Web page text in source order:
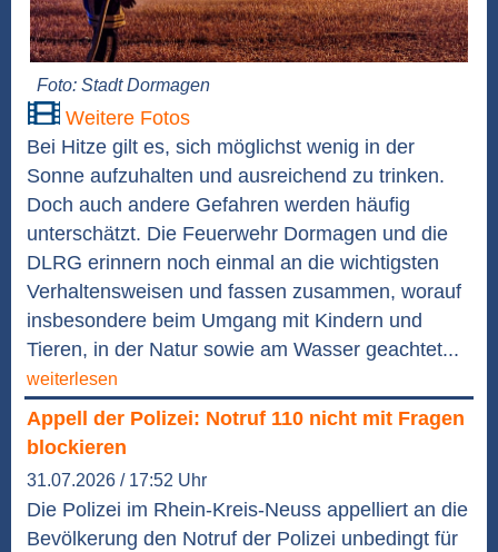
Foto: Stadt Dormagen
Weitere Fotos
Bei Hitze gilt es, sich möglichst wenig in der
Sonne aufzuhalten und ausreichend zu trinken.
Doch auch andere Gefahren werden häufig
unterschätzt. Die Feuerwehr Dormagen und die
DLRG erinnern noch einmal an die wichtigsten
Verhaltensweisen und fassen zusammen, worauf
insbesondere beim Umgang mit Kindern und
Tieren, in der Natur sowie am Wasser geachtet...
weiterlesen
Appell der Polizei: Notruf 110 nicht mit Fragen
blockieren
31.07.2026 / 17:52 Uhr
Die Polizei im Rhein-Kreis-Neuss appelliert an die
Bevölkerung den Notruf der Polizei unbedingt für